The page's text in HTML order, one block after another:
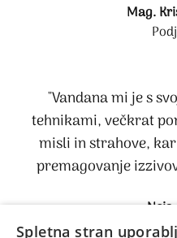
Mag.
"Vandana mi je s
tehnikami, večkrat
misli in strahove,
premagovanje
Mindset & motivacijska
Spletna stran